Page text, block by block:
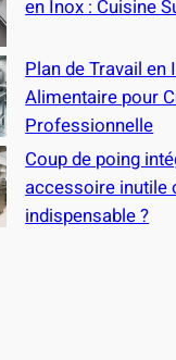
en Inox : Cuisine
Plan de Travail en
Alimentaire pour
Professionnelle
Coup de poing
accessoire inutile
indispensable ?